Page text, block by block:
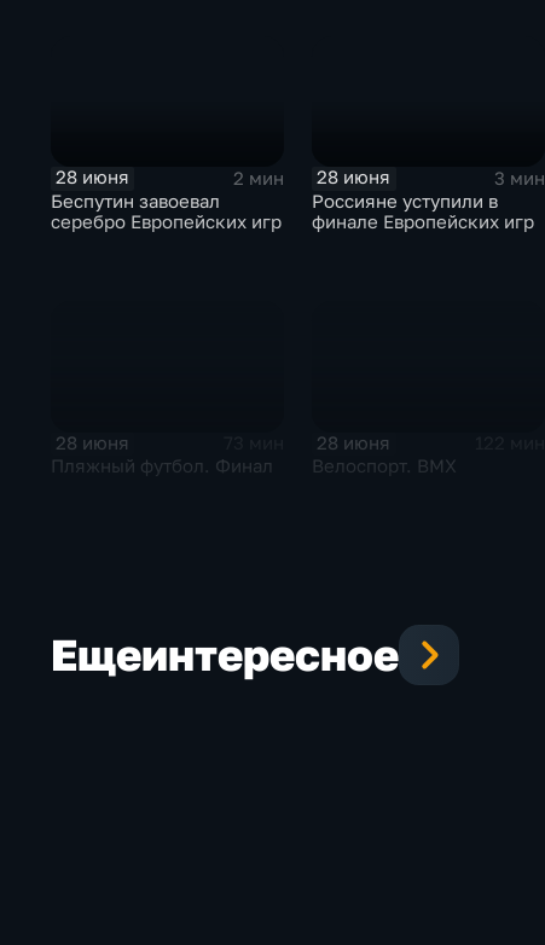
28 июня
2 мин
Беспутин завоевал
серебро Европейских игр
28 июня
3 мин
Россияне уступили в
финале Европейских игр
28 июня
Пляжный футбол. Финал
28 июня
Велоспорт. BMX
Ещеинтересное